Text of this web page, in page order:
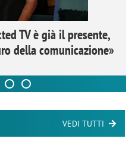
TV è già il presente,
della comunicazione»
VEDI TUTTI